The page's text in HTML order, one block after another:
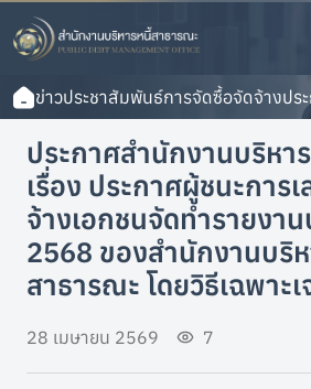
ข่าวประชาสัมพันธ์การจัดซื้อจัดจ้างปร
ประกาศสำนักงานบริหา
เรื่อง ประกาศผู้ชนะการ
จ้างเอกชนจัดทำรายงา
2568 ของสำนักงานบริ
สาธารณะ โดยวิธีเฉพาะเ
28 เมษายน 2569 7